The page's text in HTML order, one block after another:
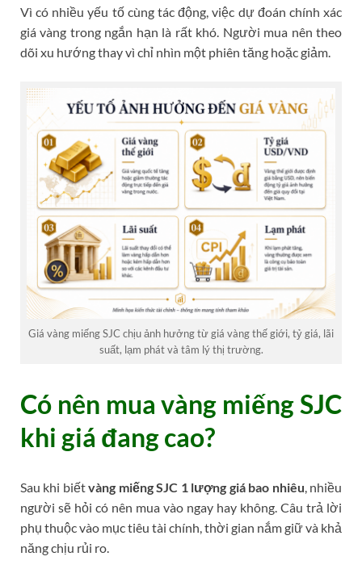
Vì có nhiều yếu tố cùng tác động, việc dự đoán chính xác
giá vàng trong ngắn hạn là rất khó. Người mua nên theo
dõi xu hướng thay vì chỉ nhìn một phiên tăng hoặc giảm.
Giá vàng miếng SJC chịu ảnh hưởng từ giá vàng thế giới, tỷ giá, lãi
suất, lạm phát và tâm lý thị trường.
Có nên mua vàng miếng SJC
khi giá đang cao?
Sau khi biếtvàng miếng SJC 1 lượng giá bao nhiêu , nhiều
người sẽ hỏi có nên mua vào ngay hay không. Câu trả lời
phụ thuộc vào mục tiêu tài chính, thời gian nắm giữ và khả
năng chịu rủi ro.